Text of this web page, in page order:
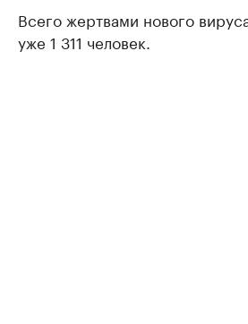
Всего жертвами нового
уже 1 311 человек.